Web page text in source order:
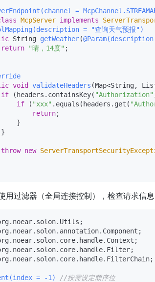
=
McpServer implements
= "查询天气预报")
String getWeather(
return
"晴，14度" ;
void validateHeaders (Map<String,
if (headers.containsKey( "Authorization"
if ( "xxx" .equals(headers.get(
return;
}
throw new
用过滤器（全局连接控制），检查请求信
= -1)
//按需设定顺序位